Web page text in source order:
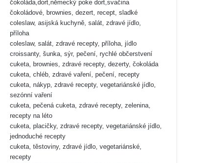
čokoláda,dort,německý poke dort,svačina
čokoládové, brownies, dezert, recept, sladké
coleslaw, asijská kuchyně, salát, zdravé jídlo,
příloha
coleslaw, salát, zdravé recepty, příloha, jídlo
croissanty, šunka, sýr, pečení, rychlé občerstvení
cuketa, brownies, zdravé recepty, dezerty, čokoláda
cuketa, chléb, zdravé vaření, pečení, recepty
cuketa, nákyp, zdravé recepty, vegetariánské jídlo,
sezónní vaření
cuketa, pečená cuketa, zdravé recepty, zelenina,
recepty na léto
cuketa, placičky, zdravé recepty, vegetariánské jídlo,
jednoduché recepty
cuketa, těstoviny, zdravé jídlo, vegetariánské,
recepty